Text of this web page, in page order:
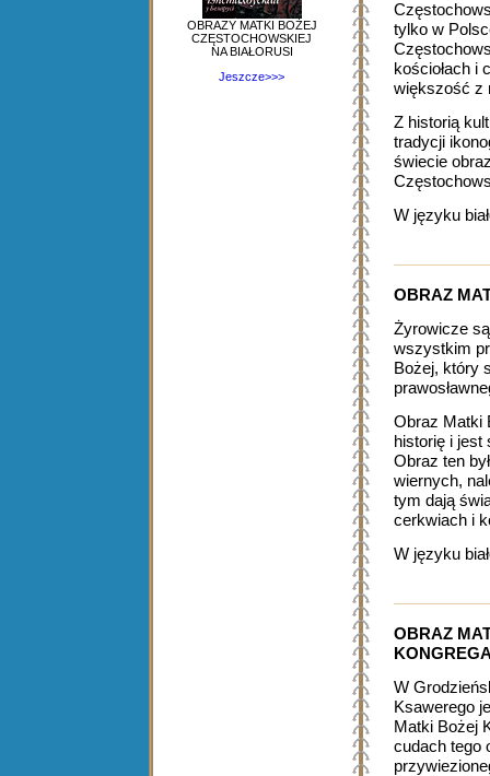
OBRAZY MATKI BOŻEJ
CZĘSTOCHOWSKIEJ
NA BIAŁORUSI
Jeszcze>>>
tylko w
kościołach i
większość z
Z historią
tradycji
świecie
W języku
OBRAZ
Żyrowicze
wszystkim
Bożej, który
Obraz Matki
historię i jest
Obraz ten
wiernych,
tym dają
cerkwiach i
W języku
OBRAZ
W
Ksawerego
Matki Bożej
cudach tego